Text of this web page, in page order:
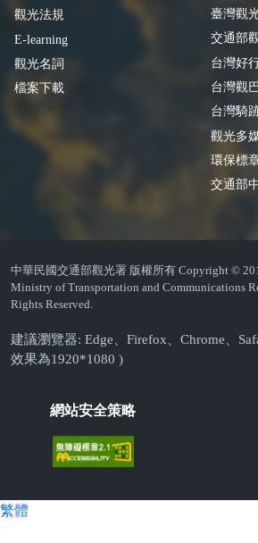
觀光法規
E-learning
觀光名詞
檔案下載
臺灣觀
交通部
台灣好
台灣觀
台灣騎
觀光多
環保標
交通部
中華民國交通部觀光署 版權所有 Copyright ©
Ministry of Transportation and Communications
Rights Reserved.
建議瀏覽器: Edge、Firefox、Chrome、
效果為1920*1080 )
網站安全策略
繁體